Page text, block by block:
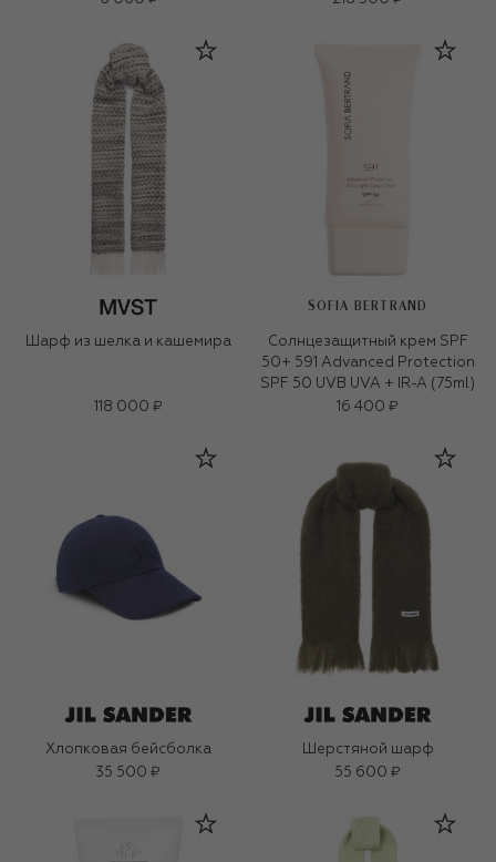
Шарф из шелка и кашемира
118 000 ₽
SOFIA BERTRAND
Солнцезащитный крем SPF
50+ 591 Advanced Protection
SPF 50 UVB UVA + IR-A (75ml)
16 400 ₽
Хлопковая бейсболка
35 500 ₽
Шерстяной шарф
55 600 ₽